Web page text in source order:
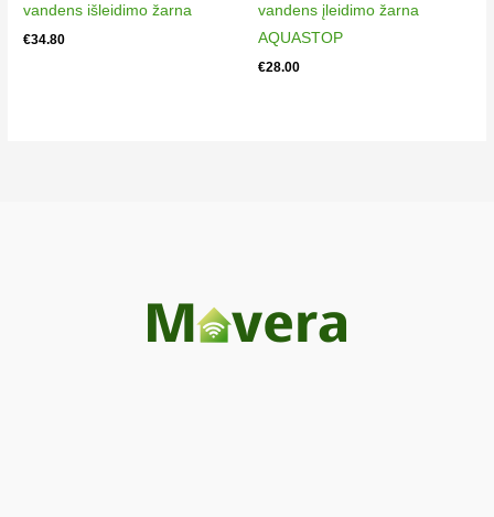
vandens išleidimo žarna
€34.80
vandens įleidimo žarna
AQUASTOP
€28.00